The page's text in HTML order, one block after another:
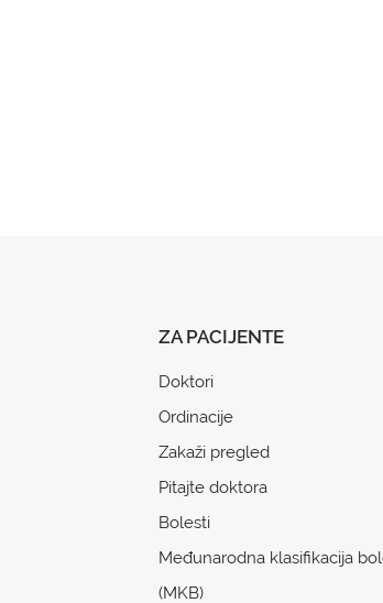
ZA PACIJENTE
Doktori
Ordinacije
Zakaži pregled
Pitajte doktora
Bolesti
Međunarodna klasifikacija
(MKB)